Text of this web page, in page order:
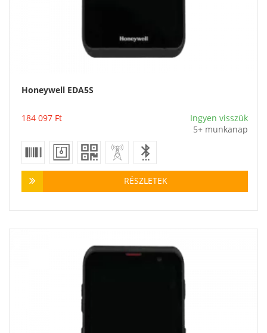
Honeywell EDA5S
184 097 Ft
Ingyen visszük
5+ munkanap
RÉSZLETEK